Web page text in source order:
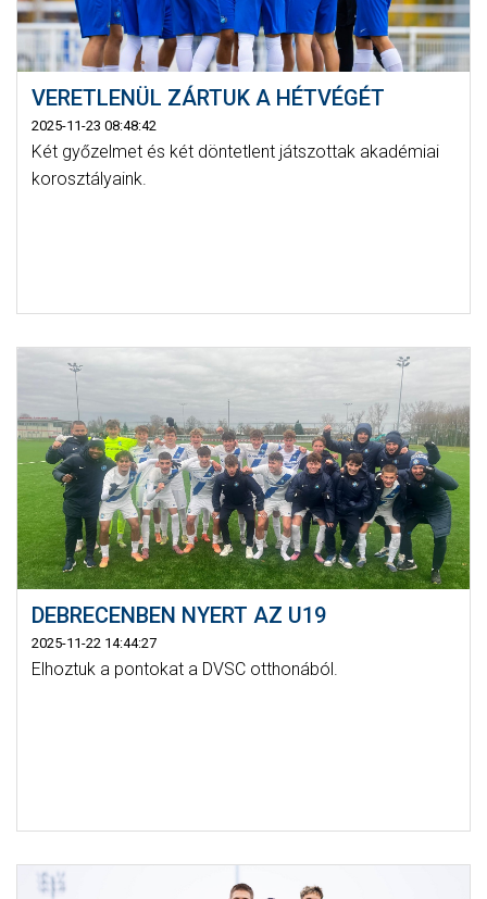
VEZETŐSÉG
VERETLENÜL ZÁRTUK A HÉTVÉGÉT
2025-11-23 08:48:42
Két győzelmet és két döntetlent játszottak akadémiai
korosztályaink.
DEBRECENBEN NYERT AZ U19
2025-11-22 14:44:27
Elhoztuk a pontokat a DVSC otthonából.